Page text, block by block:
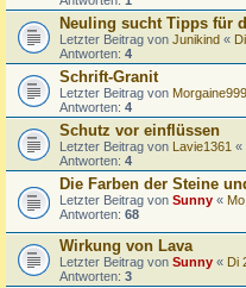
Neuling sucht Tipps für
Letzter Beitrag von Junikind «
Antworten: 4
Schrift-Granit
Letzter Beitrag von Morgaine999
Antworten: 4
Schutz vor einflüssen
Letzter Beitrag von Lavie1361 «
Antworten: 4
Die Farben der Steine
Letzter Beitrag von Sunny «
Antworten: 68
Wirkung von Lava
Letzter Beitrag von Sunny « Di
Antworten: 3